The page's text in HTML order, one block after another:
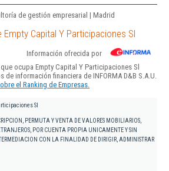
de gestión empresarial | Madrid
Capital Y Participaciones Sl
Información ofrecida por
ocupa Empty Capital Y Participaciones Sl
información financiera de INFORMA D&B S.A.U.
el Ranking de Empresas.
Sl
PERMUTA Y VENTA DE VALORES MOBILIARIOS,
POR CUENTA PROPIA UNICAMENTE Y SIN
CON LA FINALIDAD DE DIRIGIR, ADMINISTRAR